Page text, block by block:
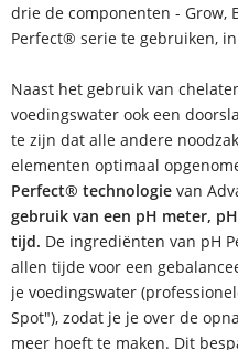
drie de componenten - Grow,
Perfect® serie te gebruiken,
Naast het gebruik van
voedingswater ook een
te zijn dat alle andere
elementen optimaal
Perfect® technologie van
gebruik van een pH meter,
tijd. De ingrediënten van pH
allen tijde voor een
je voedingswater
Spot"), zodat je je over de
meer hoeft te maken. Dit